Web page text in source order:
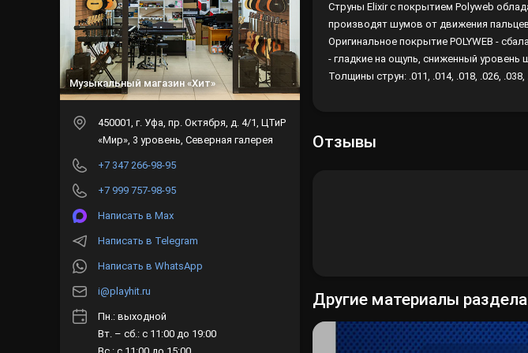
Струны Elixir с покрытием Polyweb
производят шумов от движения
Оригинальное покрытие POLYWEB -
- гладкие на ощупь, сниженный уровень
Толщины струн: .011, .014, .018, .026, .038,
Отзывы
Другие материалы раздела
Лампы
Светофильтры
Стробоскопы
Музыкальный магазин «Хит»
450001 , г. Уфа пр. Октября, д. 4/1, ЦТиР
«Мир», 3 уровень, Северная галерея
+7 347 266-98-95
+7 999 757-98-95
Написать в Max
Написать в Telegram
Написать в WhatsApp
i@playhit.ru
Пн.: выходной
Вт. – сб.: с 11:00 до 19:00